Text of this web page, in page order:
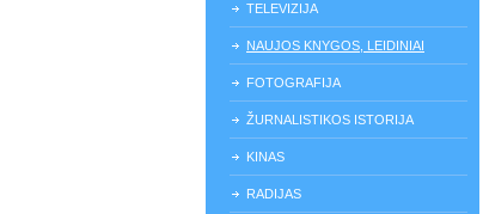
TELEVIZIJA
NAUJOS KNYGOS, LEIDINIAI
FOTOGRAFIJA
ŽURNALISTIKOS ISTORIJA
KINAS
RADIJAS